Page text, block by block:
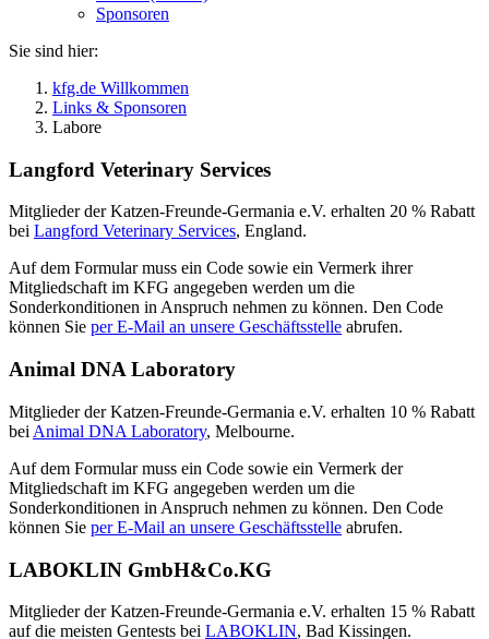
Sponsoren
Sie sind hier:
kfg.de Willkommen
Links & Sponsoren
Labore
Langford Veterinary Services
Mitglieder der Katzen-Freunde-Germania e.V. erhalten 20 % Rabatt
bei Langford Veterinary Services, England.
Auf dem Formular muss ein Code sowie ein Vermerk ihrer
Mitgliedschaft im KFG angegeben werden um die
Sonderkonditionen in Anspruch nehmen zu können. Den Code
können Sie per E-Mail an unsere Geschäftsstelle abrufen.
Animal DNA Laboratory
Mitglieder der Katzen-Freunde-Germania e.V. erhalten 10 % Rabatt
bei Animal DNA Laboratory, Melbourne.
Auf dem Formular muss ein Code sowie ein Vermerk der
Mitgliedschaft im KFG angegeben werden um die
Sonderkonditionen in Anspruch nehmen zu können. Den Code
können Sie per E-Mail an unsere Geschäftsstelle abrufen.
LABOKLIN GmbH&Co.KG
Mitglieder der Katzen-Freunde-Germania e.V. erhalten 15 % Rabatt
auf die meisten Gentests bei LABOKLIN, Bad Kissingen.